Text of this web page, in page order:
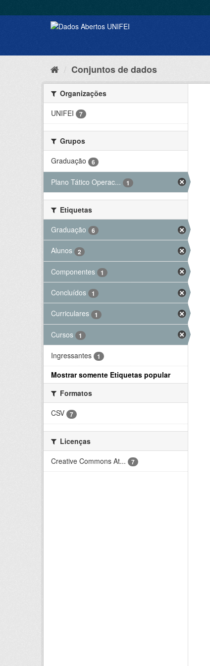
Conjuntos de dados
Organizações
UNIFEI
7
Grupos
Graduação
6
Plano Tático Operac... 1
Etiquetas
Graduação
6
Alunos 2
Componentes 1
Concluídos 1
Curriculares 1
Cursos 1
Ingressantes 1
Mostrar somente Etiquetas popular
Formatos
CSV
7
Licenças
Creative Commons At...
7